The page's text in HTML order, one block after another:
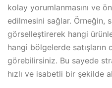
kolay yorumlanmasını ve
edilmesini sağlar. Örneğin,
görselleştirerek hangi
hangi bölgelerde satışların
görebilirsiniz. Bu sayede
hızlı ve isabetli bir şekilde